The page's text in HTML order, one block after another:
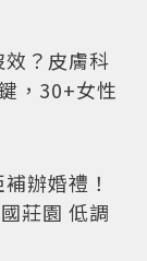
？皮膚科
，30+女性
辦婚禮！
莊園 低調